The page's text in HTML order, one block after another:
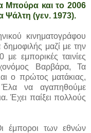
Μπούρα και το 2006
Ψάλτη (γεν. 1973).
κινηματογράφου
δημοφιλής μαζί με την
εμπορικές ταινίες
Βαρβάρα, Τα
ο πρώτος ματάκιας,
να αγαπηθούμε
Έχει παίξει πολλούς
έμποροι των εθνών